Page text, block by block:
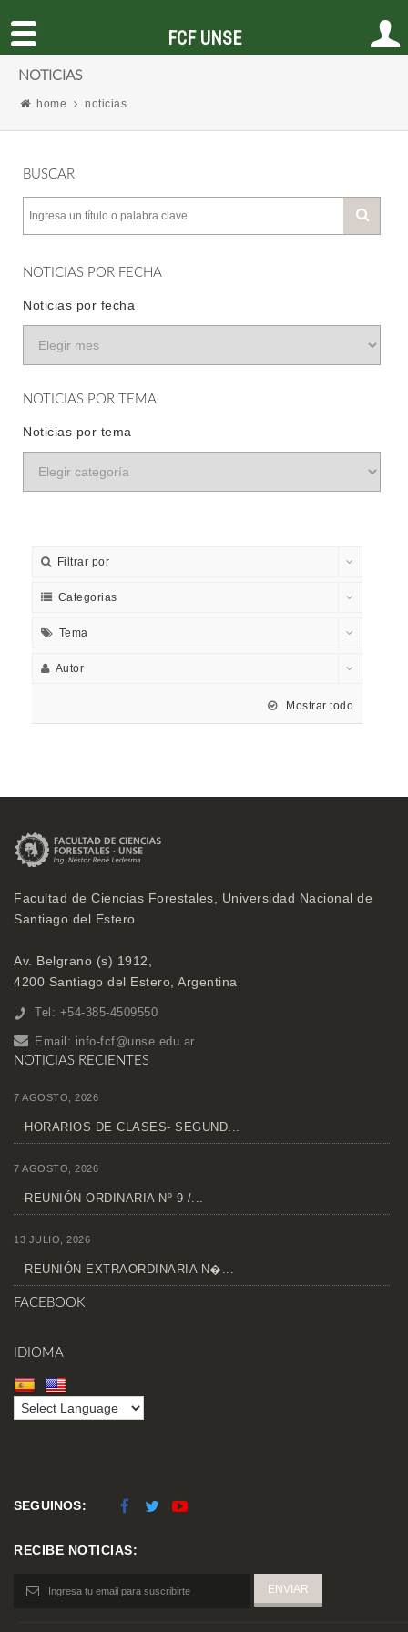
NOTICIAS
home noticias
BUSCAR
NOTICIAS POR FECHA
Noticias por fecha
NOTICIAS POR TEMA
Noticias por tema
Filtrar por
Categorias
Tema
Autor
Mostrar todo
Facultad de Ciencias Forestales, Universidad Nacional de
Santiago del Estero
Av. Belgrano (s) 1912,
4200 Santiago del Estero, Argentina
Tel: +54-385-4509550
Email: info-fcf@unse.edu.ar
NOTICIAS RECIENTES
7 AGOSTO, 2026
HORARIOS DE CLASES- SEGUND...
7 AGOSTO, 2026
REUNIÓN ORDINARIA Nº 9 /...
13 JULIO, 2026
REUNIÓN EXTRAORDINARIA N�...
FACEBOOK
IDIOMA
SEGUINOS:
RECIBE NOTICIAS:
FCF UNSE